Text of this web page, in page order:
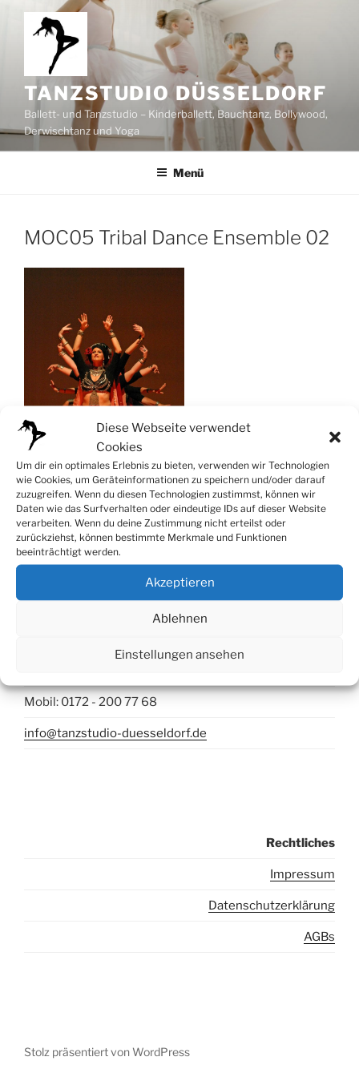
Diese Webseite verwendet
Cookies
Um dir ein optimales Erlebnis zu bieten, verwenden wir Technologien
wie Cookies, um Geräteinformationen zu speichern und/oder darauf
zuzugreifen. Wenn du diesen Technologien zustimmst, können wir
Daten wie das Surfverhalten oder eindeutige IDs auf dieser Website
verarbeiten. Wenn du deine Zustimmung nicht erteilst oder
zurückziehst, können bestimmte Merkmale und Funktionen
beeinträchtigt werden.
Akzeptieren
Ablehnen
Einstellungen ansehen
Zum
TANZSTUDIO DÜSSELDORF
Ballett- und Tanzstudio – Kinderballett, Bauchtanz, Bollywood,
Derwischtanz und Yoga
Menü
MOC05 Tribal Dance Ensemble 02
Mobil: 0172 - 200 77 68
info@tanzstudio-duesseldorf.de
Rechtliches
Impressum
Datenschutzerklärung
AGBs
Stolz präsentiert von WordPress